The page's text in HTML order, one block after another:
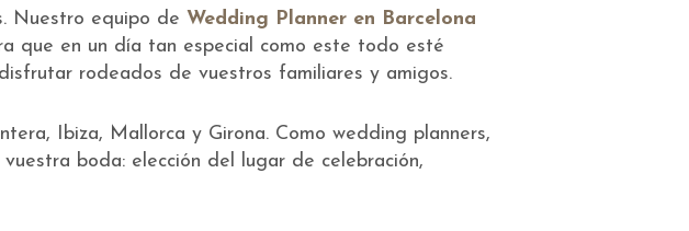
Nuestro equipo de Wedding Planner en Barcelona
que en un día tan especial como este todo esté
rodeados de vuestros familiares y amigos.
Ibiza, Mallorca y Girona. Como wedding planners,
boda: elección del lugar de celebración,